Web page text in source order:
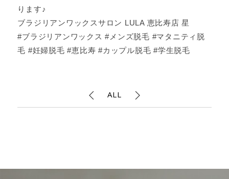
ります♪
ブラジリアンワックスサロン LULA 恵比寿店 星
#ブラジリアンワックス #メンズ脱毛 #マタニティ脱
毛 #妊婦脱毛 #恵比寿 #カップル脱毛 #学生脱毛
ALL